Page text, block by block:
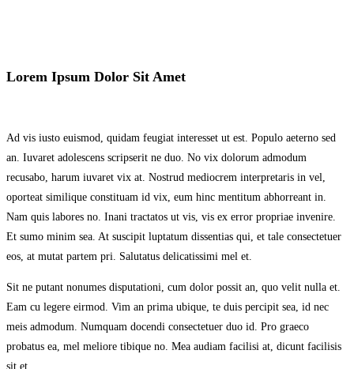
Lorem Ipsum Dolor Sit Amet
Ad vis iusto euismod, quidam feugiat interesset ut est. Populo aeterno sed
an. Iuvaret adolescens scripserit ne duo. No vix dolorum admodum
recusabo, harum iuvaret vix at. Nostrud mediocrem interpretaris in vel,
oporteat similique constituam id vix, eum hinc mentitum abhorreant in.
Nam quis labores no. Inani tractatos ut vis, vis ex error propriae invenire.
Et sumo minim sea. At suscipit luptatum dissentias qui, et tale consectetuer
eos, at mutat partem pri. Salutatus delicatissimi mel et.
Sit ne putant nonumes disputationi, cum dolor possit an, quo velit nulla et.
Eam cu legere eirmod. Vim an prima ubique, te duis percipit sea, id nec
meis admodum. Numquam docendi consectetuer duo id. Pro graeco
probatus ea, mel meliore tibique no. Mea audiam facilisi at, dicunt facilisis
sit et.